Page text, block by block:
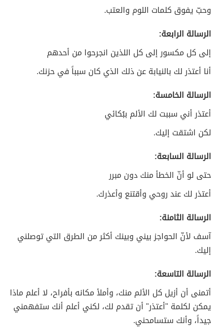
وحبّ يفوق كلمات اللوم والعتب.
الرسالة الرابعة:
إلى كل مكسور إلى كل اللذين انجرحوا من أحدهم
أنا أعتذر لك بالنيابة عن ذلك الذي كان سبباً في حزنك.
الرسالة الخامسة:
أعتذر أني سببت لك الألم ببُكائي
لكن اشتقت إليك.
الرسالة السابعة:
حتى لو أنّ الخطأ منك دون مبرر
أعتذر لك عند روحي وأقتنع وأعذرك.
الرسالة الثامنة:
آسف لأنّ الحواجز بيني وبينك أكثر من الطرق التي توصلني
إليك.
الرسالة التاسعة:
أتمنى أن أزيل كل الألم منك، وأملأ مكانه بأفراح، لا أعلم ماذا
يمكن لكلمة "أعتذر" أن تقدم لك، لكني أعلم أنك ستفهمني
جيداً، وأنك ستسامحني.